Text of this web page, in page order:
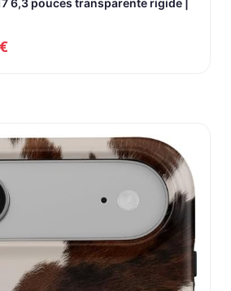
6,3 pouces transparente rigide |
€Le
13,89 €.